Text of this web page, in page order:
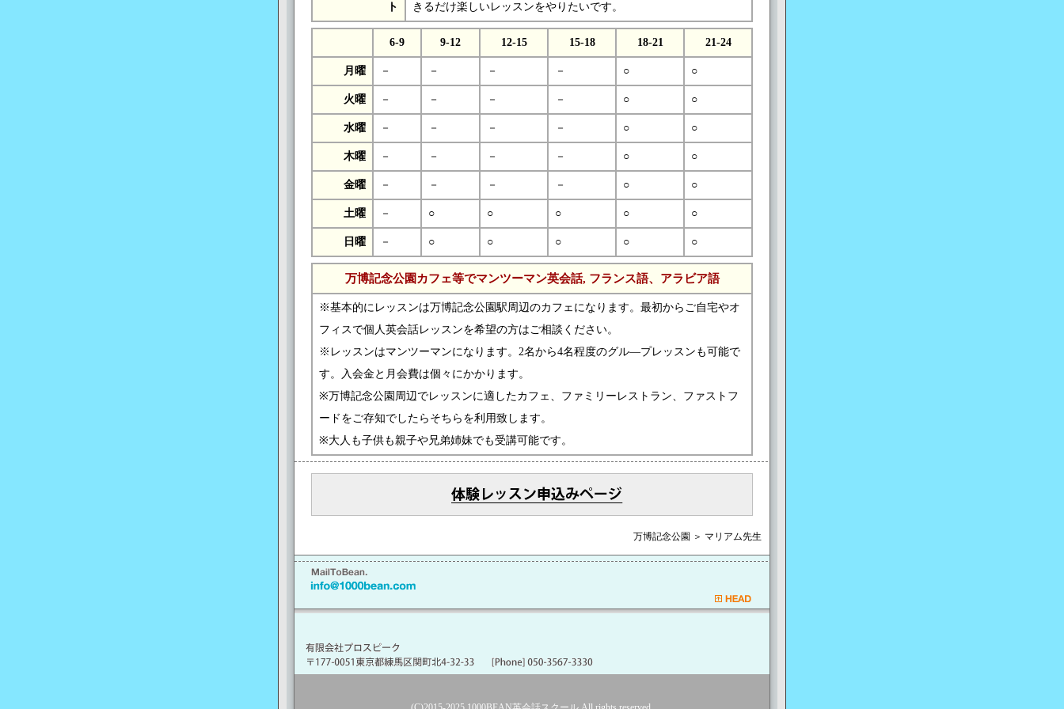
ト きるだけ楽しいレッスンをやりたいです。
6-9 9-12 12-15 15-18 18-21 21-24
月曜 － － － － ○ ○
火曜 － － － － ○ ○
水曜 － － － － ○ ○
木曜 － － － － ○ ○
金曜 － － － － ○ ○
土曜 － ○ ○ ○ ○ ○
日曜 － ○ ○ ○ ○ ○
万博記念公園カフェ等でマンツーマン英会話, フランス語、アラビア語
※基本的にレッスンは万博記念公園駅周辺のカフェになります。最初からご自宅やオ
フィスで個人英会話レッスンを希望の方はご相談ください。
※レッスンはマンツーマンになります。2名から4名程度のグル―プレッスンも可能で
す。入会金と月会費は個々にかかります。
※万博記念公園周辺でレッスンに適したカフェ、ファミリーレストラン、ファストフ
ードをご存知でしたらそちらを利用致します。
※大人も子供も親子や兄弟姉妹でも受講可能です。
万博記念公園 ＞ マリアム先生